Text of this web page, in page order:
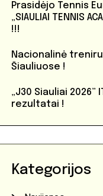
Prasidėjo Tennis
„SIAULIAI TENNIS
!!!
Nacionalinė
Šiauliuose !
„J30 Siauliai 2026”
rezultatai !
Kategorijos